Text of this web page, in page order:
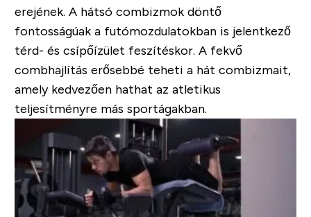
erejének. A hátsó combizmok döntő
fontosságúak a futómozdulatokban is jelentkező
térd- és csípőízület feszítéskor. A fekvő
combhajlítás erősebbé teheti a hát combizmait,
amely kedvezően hathat az atletikus
teljesítményre más sportágakban.